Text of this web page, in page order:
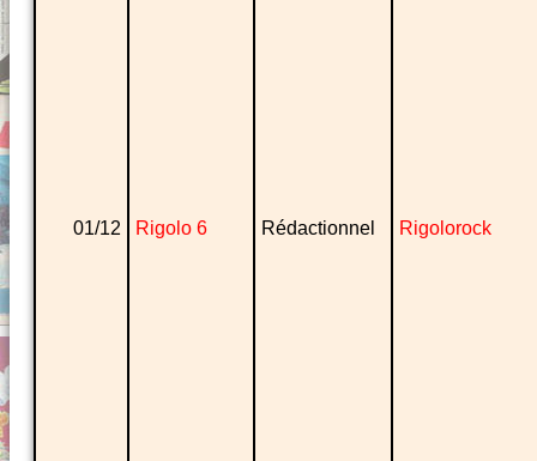
01/12 Rigolo 6 Rédactionnel Rigolorock